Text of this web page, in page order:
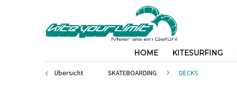
HOME KITESURFING
Übersicht SKATEBOARDING DECKS